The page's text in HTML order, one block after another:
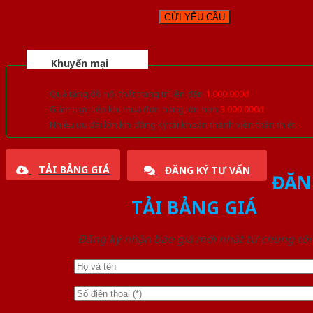
Khuyến mại
Quà tặng đồ nội thất trang trí lên đến 1.000.000đ
Giảm trực tiếp khi mua đơn hàng lớn hơn 3.000.000đ
Nhiều ưu đãi lớn khi đăng ký tài khoản thành viên thân thiết
TẢI BẢNG GIÁ ĐĂNG KÝ TƯ VẤN
TẢI BẢNG GIÁ
Đăng ký nhận báo giá mới nhất từ chúng tôi